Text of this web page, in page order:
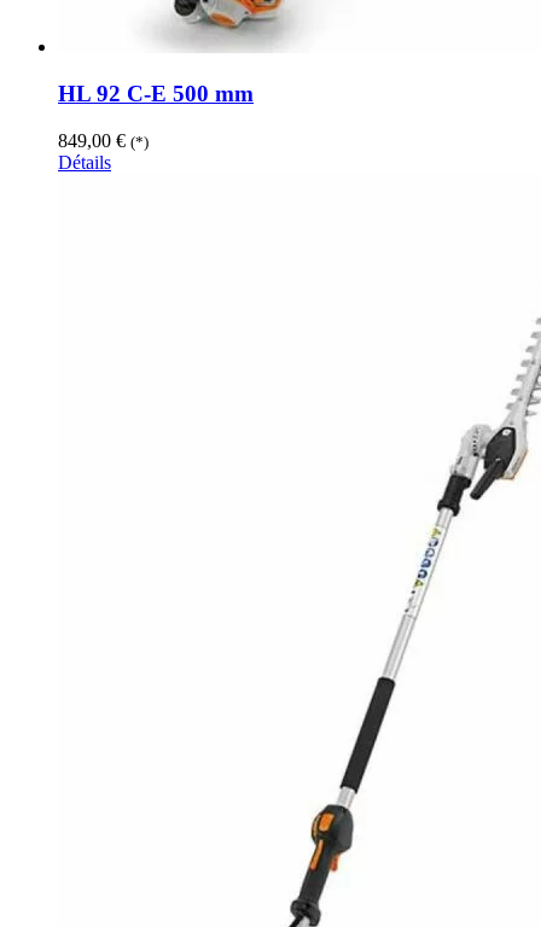
HL 92 C-E 500 mm
849,00 € (*)
Détails